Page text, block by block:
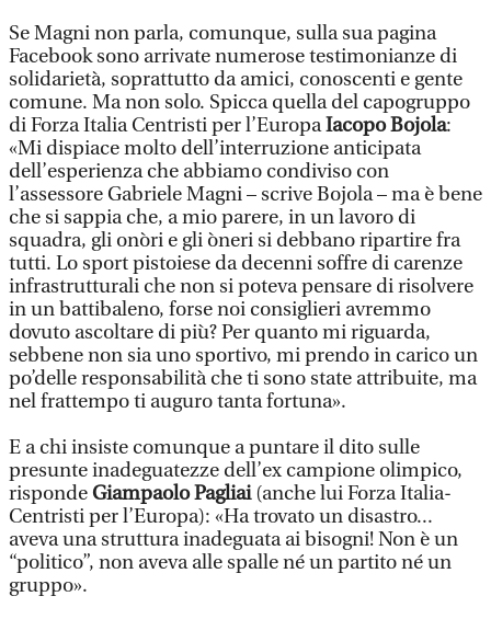
Se Magni non parla, comunque, sulla sua pagina
Facebook sono arrivate numerose testimonianze di
solidarietà, soprattutto da amici, conoscenti e gente
comune. Ma non solo. Spicca quella del capogruppo
di Forza Italia Centristi per l’EuropaIacopo Bojola:
«Mi dispiace molto dell’interruzione anticipata
dell’esperienza che abbiamo condiviso con
l’assessore Gabriele Magni – scrive Bojola – ma è bene
che si sappia che, a mio parere, in un lavoro di
squadra, gli onòri e gli òneri si debbano ripartire fra
tutti. Lo sport pistoiese da decenni soffre di carenze
infrastrutturali che non si poteva pensare di risolvere
in un battibaleno, forse noi consiglieri avremmo
dovuto ascoltare di più? Per quanto mi riguarda,
sebbene non sia uno sportivo, mi prendo in carico un
po’delle responsabilità che ti sono state attribuite, ma
nel frattempo ti auguro tanta fortuna».
E a chi insiste comunque a puntare il dito sulle
presunte inadeguatezze dell’ex campione olimpico,
rispondeGiampaolo Pagliai(anche lui Forza Italia-
Centristi per l’Europa): «Ha trovato un disastro...
aveva una struttura inadeguata ai bisogni! Non è un
“politico”, non aveva alle spalle né un partito né un
gruppo».